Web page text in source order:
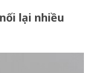
lại nhiều